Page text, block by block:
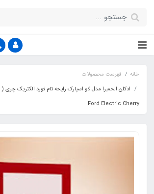
خانه
فهرست محصولات
Ford Electric Cherry